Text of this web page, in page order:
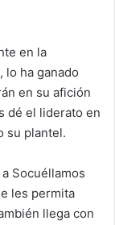
en la
ha ganado
en su afición
dé el liderato en
su plantel.
Socuéllamos
les permita
llega con